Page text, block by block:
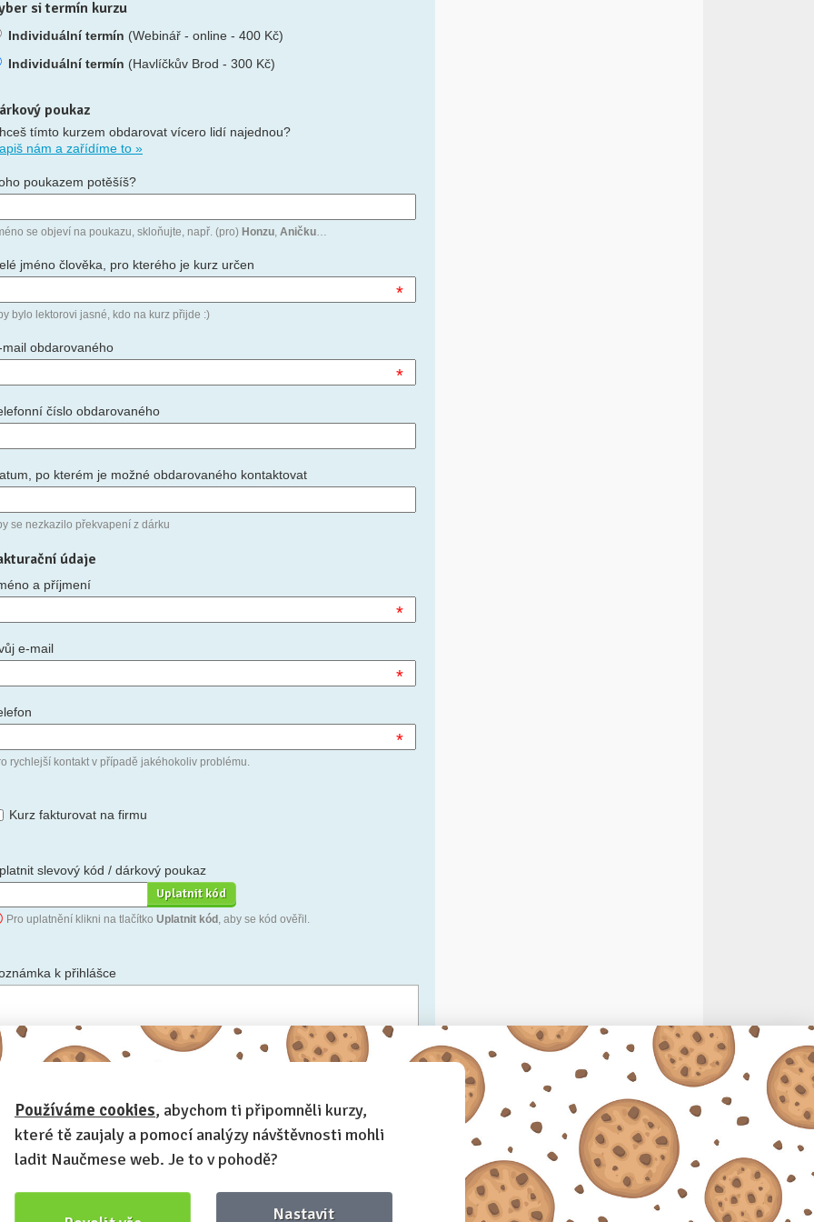
si termín kurzu
Individuální termín (Webinář - online - 400 Kč)
Individuální termín (Havlíčkův Brod - 300 Kč)
poukaz
tímto kurzem obdarovat vícero lidí najednou?
nám a zařídíme to »
poukazem potěšíš?
se objeví na poukazu, skloňujte, např. (pro) Honzu, Aničku…
jméno člověka, pro kterého je kurz určen
*
bylo lektorovi jasné, kdo na kurz přijde :)
mail obdarovaného
*
číslo obdarovaného
po kterém je možné obdarovaného kontaktovat
se nezkazilo překvapení z dárku
údaje
a příjmení
*
e-mail
*
*
rychlejší kontakt v případě jakéhokoliv problému.
Kurz fakturovat na firmu
slevový kód / dárkový poukaz
Pro uplatnění klikni na tlačítko Uplatnit kód , aby se kód ověřil.
k přihlášce
Anonymní profil– odesláním přihlášky se automaticky vytvoří tvůj
na Naučmese. Zatrhni tuto volbu a profil bude skrytý.
Chci dostávat Naučmese newsletter
Používáme cookies, abychom ti připomněli kurzy,
které tě zaujaly a pomocí analýzy návštěvnosti mohli
ladit Naučmese web. Je to v pohodě?
Nastavit